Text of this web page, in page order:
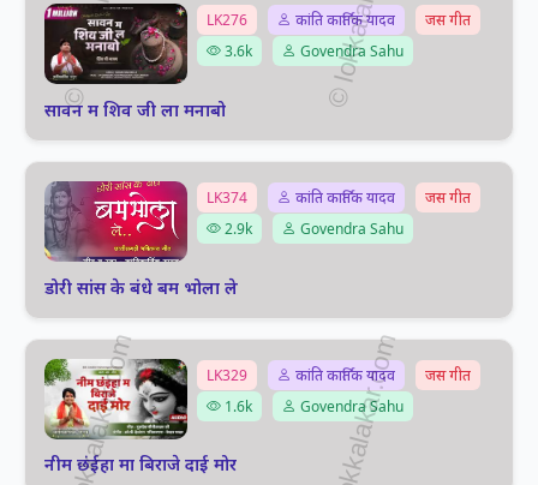
LK276 कांति कार्तिक यादव
जस गीत
3.6k
Govendra Sahu
सावन म शिव जी ला मनाबो
LK374 कांति कार्तिक यादव
जस गीत
2.9k
Govendra Sahu
डोरी सांस के बंधे बम भोला ले
LK329 कांति कार्तिक यादव
जस गीत
1.6k
Govendra Sahu
नीम छंईहा मा बिराजे दाई मोर